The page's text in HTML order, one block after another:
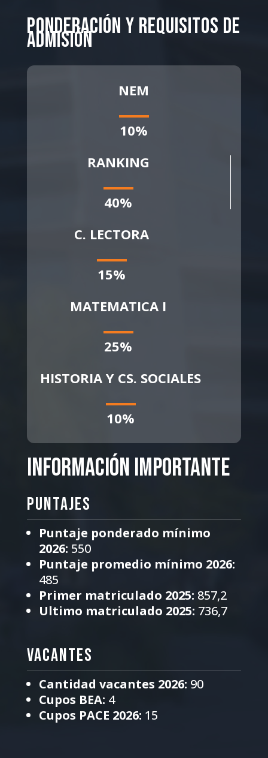
Ponderación y Requisitos de
Admisión
NEM
10%
RANKING
40%
C. LECTORA
15%
MATEMATICA I
25%
HISTORIA Y CS. SOCIALES
10%
INFORMACIÓN IMPORTANTE
PUNTAJES
Puntaje ponderado mínimo
2026: 550
Puntaje promedio mínimo 2026:
485
Primer matriculado 2025: 857,2
Ultimo matriculado 2025: 736,7
VACANTES
Cantidad vacantes 2026: 90
Cupos BEA: 4
Cupos PACE 2026: 15